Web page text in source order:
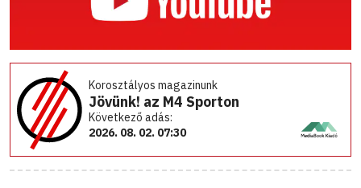
Korosztályos magazinunk
Jövünk! az M4 Sporton
Következő adás:
2026. 08. 02. 07:30